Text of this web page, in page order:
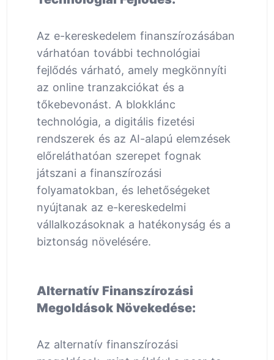
Az e-kereskedelem finanszírozásában
várhatóan további technológiai
fejlődés várható, amely megkönnyíti
az online tranzakciókat és a
tőkebevonást. A blokklánc
technológia, a digitális fizetési
rendszerek és az AI-alapú elemzések
előreláthatóan szerepet fognak
játszani a finanszírozási
folyamatokban, és lehetőségeket
nyújtanak az e-kereskedelmi
vállalkozásoknak a hatékonyság és a
biztonság növelésére.
Alternatív Finanszírozási
Megoldások Növekedése:
Az alternatív finanszírozási